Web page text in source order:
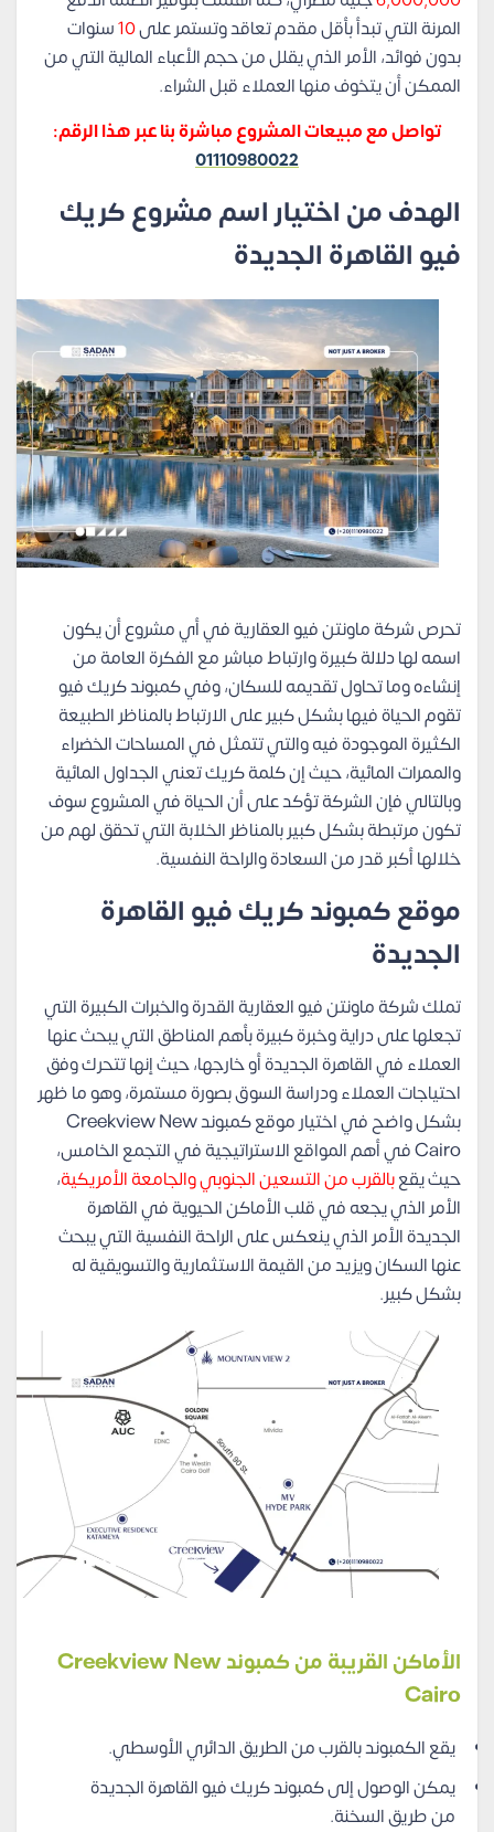
المرنة التي تبدأ بأقل مقدم تعاقد وتستمر على10سنوات
بدون فوائد، الأمر الذي يقلل من حجم الأعباء المالية التي من
الممكن أن يتخوف منها العملاء قبل الشراء.
تواصل مع مبيعات المشروع مباشرة بنا عبر هذا الرقم:
01110980022
الهدف من اختيار اسم مشروع كريك
فيو القاهرة الجديدة
تحرص شركة ماونتن فيو العقارية في أي مشروع أن يكون
اسمه لها دلالة كبيرة وارتباط مباشر مع الفكرة العامة من
إنشاءه وما تحاول تقديمه للسكان، وفي كمبوند كريك فيو
تقوم الحياة فيها بشكل كبير على الارتباط بالمناظر الطبيعة
الكثيرة الموجودة فيه والتي تتمثل في المساحات الخضراء
والممرات المائية، حيث إن كلمة كريك تعني الجداول المائية
وبالتالي فإن الشركة تؤكد على أن الحياة في المشروع سوف
تكون مرتبطة بشكل كبير بالمناظر الخلابة التي تحقق لهم من
خلالها أكبر قدر من السعادة والراحة النفسية.
موقع كمبوند كريك فيو القاهرة
الجديدة
تملك شركة ماونتن فيو العقارية القدرة والخبرات الكبيرة التي
تجعلها على دراية وخبرة كبيرة بأهم المناطق التي يبحث عنها
العملاء في القاهرة الجديدة أو خارجها، حيث إنها تتحرك وفق
احتياجات العملاء ودراسة السوق بصورة مستمرة، وهو ما ظهر
بشكل واضح في اختيار موقع كمبوند Creekview New
Cairo في أهم المواقع الاستراتيجية في التجمع الخامس،
حيث يقعبالقرب من التسعين الجنوبي والجامعة الأمريكية،
الأمر الذي يجعه في قلب الأماكن الحيوية في القاهرة
الجديدة الأمر الذي ينعكس على الراحة النفسية التي يبحث
عنها السكان ويزيد من القيمة الاستثمارية والتسويقية له
بشكل كبير.
الأماكن القريبة من كمبوند Creekview New
Cairo
يقع الكمبوند بالقرب من الطريق الدائري الأوسطي.
يمكن الوصول إلى كمبوند كريك فيو القاهرة الجديدة
من طريق السخنة.